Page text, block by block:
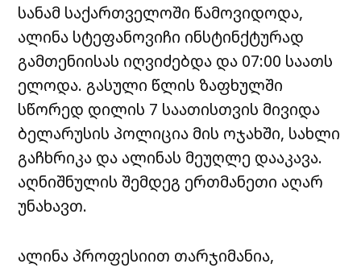
სანამ საქართველოში წამოვიდოდა,
ალინა სტეფანოვიჩი ინსტინქტურად
გამთენიისას იღვიძებდა და 07:00 საათს
ელოდა. გასული წლის ზაფხულში
სწორედ დილის 7 საათისთვის მივიდა
ბელარუსის პოლიცია მის ოჯახში, სახლი
გაჩხრიკა და ალინას მეუღლე დააკავა.
აღნიშნულის შემდეგ ერთმანეთი აღარ
უნახავთ.
ალინა პროფესიით თარჯიმანია,